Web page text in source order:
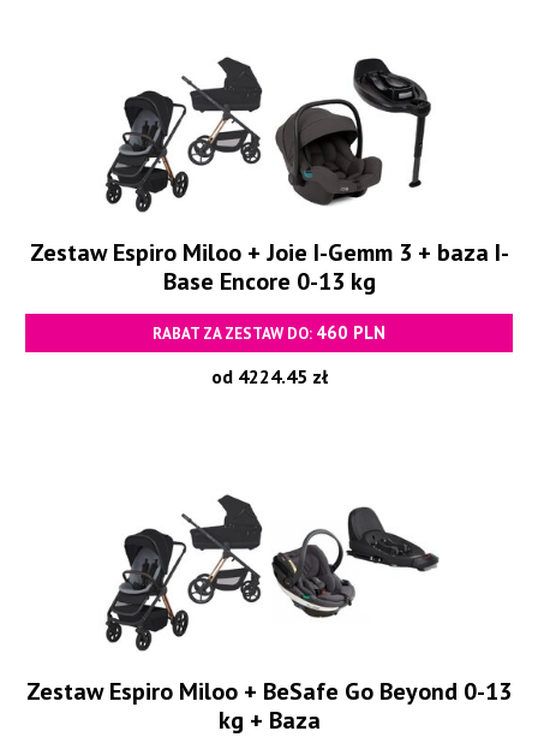
Zestaw Espiro Miloo + Joie I-Gemm 3 + baza I-
Base Encore 0-13 kg
RABAT ZA ZESTAW DO: 460 PLN
od 4224.45 zł
Zestaw Espiro Miloo + BeSafe Go Beyond 0-13
kg + Baza